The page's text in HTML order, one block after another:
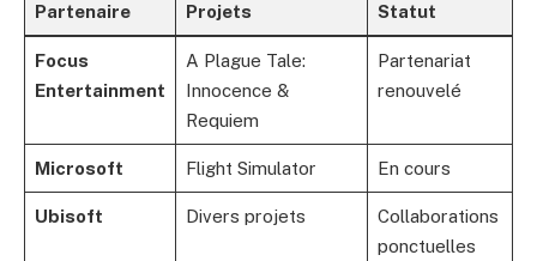
Partenaire Projets Statut
Focus
Entertainment
A Plague Tale:
Innocence &
Requiem
Partenariat
renouvelé
Microsoft Flight Simulator En cours
Ubisoft Divers projets
Collaborations
ponctuelles